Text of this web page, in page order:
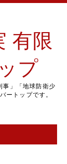
有限
プ
事」「地球防衛少
ートップです。